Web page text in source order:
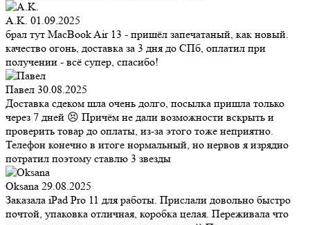
A.K. 01.09.2025
брал тут MacBook Air 13 - пришёл запечатаный, как новый.
качество огонь, доставка за 3 дня до СПб, оплатил при
получении - всё супер, спасибо!
Павел 30.08.2025
Доставка сдеком шла очень долго, посылка пришла только
через 7 дней 😣 Причём не дали возможности вскрыть и
проверить товар до оплаты, из-за этого тоже неприятно.
Телефон конечно в итоге нормальный, но нервов я изрядно
потратил поэтому ставлю 3 звезды
Oksana 29.08.2025
Заказала iPad Pro 11 для работы. Прислали довольно быстро
почтой, упаковка отличная, коробка целая. Переживала что